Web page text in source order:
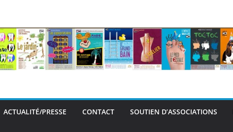
ACTUALITÉ/PRESSE CONTACT SOUTIEN D’ASSOCIATIONS